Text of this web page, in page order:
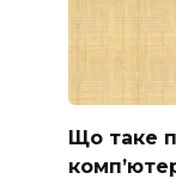
Що таке